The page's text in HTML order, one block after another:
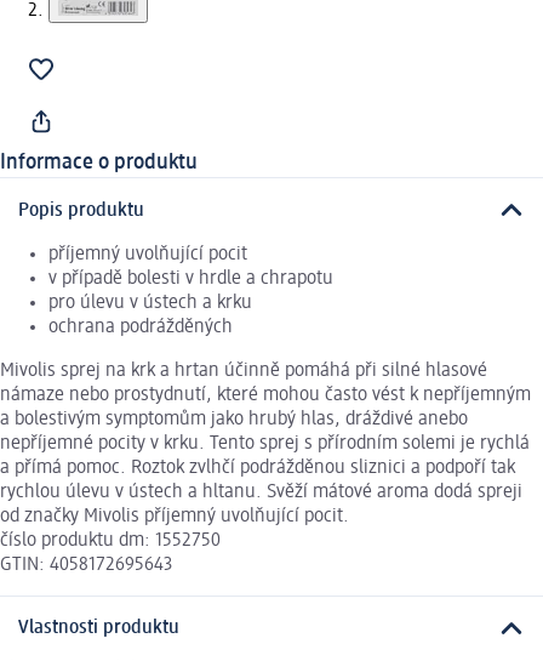
Informace o produktu
Popis produktu
příjemný uvolňující pocit
v případě bolesti v hrdle a chrapotu
pro úlevu v ústech a krku
ochrana podrážděných
Mivolis sprej na krk a hrtan účinně pomáhá při silné hlasové
námaze nebo prostydnutí, které mohou často vést k nepříjemným
a bolestivým symptomům jako hrubý hlas, dráždivé anebo
nepříjemné pocity v krku. Tento sprej s přírodním solemi je rychlá
a přímá pomoc. Roztok zvlhčí podrážděnou sliznici a podpoří tak
rychlou úlevu v ústech a hltanu. Svěží mátové aroma dodá spreji
od značky Mivolis příjemný uvolňující pocit.
číslo produktu dm: 1552750
GTIN: 4058172695643
Vlastnosti produktu